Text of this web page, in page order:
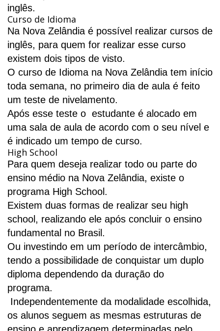
inglês.
Curso de Idioma
Na Nova Zelândia é possível realizar cursos de
inglês, para quem for realizar esse curso
existem dois tipos de visto.
O curso de Idioma na Nova Zelândia tem início
toda semana, no primeiro dia de aula é feito
um teste de nivelamento.
Após esse teste o estudante é alocado em
uma sala de aula de acordo com o seu nível e
é indicado um tempo de curso.
High School
Para quem deseja realizar todo ou parte do
ensino médio na Nova Zelândia, existe o
programa High School.
Existem duas formas de realizar seu high
school, realizando ele após concluir o ensino
fundamental no Brasil.
Ou investindo em um período de intercâmbio,
tendo a possibilidade de conquistar um duplo
diploma dependendo da duração do
programa.
Independentemente da modalidade escolhida,
os alunos seguem as mesmas estruturas de